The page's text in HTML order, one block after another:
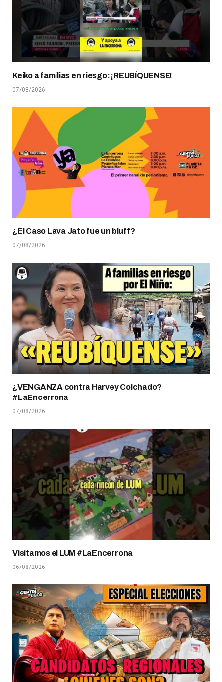
Keiko a familias en riesgo: ¡REUBÍQUENSE!
07/08/2026
¿El Caso Lava Jato fue un bluff?
07/08/2026
¿VENGANZA contra Harvey Colchado?
#LaEncerrona
07/08/2026
Visitamos el LUM #LaEncerrona
06/08/2026